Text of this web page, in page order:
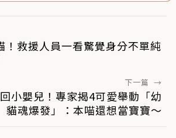
！救援人員一看驚覺身分不單純
下一篇 →
小嬰兒！專家揭4可愛舉動「幼
貓魂爆發」：本喵還想當寶寶～